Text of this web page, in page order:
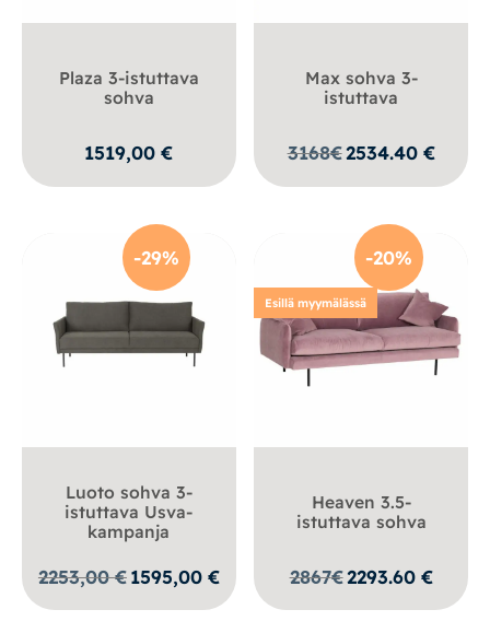
Plaza 3-istuttava
sohva
1519,00€
Max sohva 3-
istuttava
3168€2534.40 €
-29%
Luoto sohva 3-
istuttava Usva-
kampanja
2253,00€ Alkuperäinen
oli:
1595,00 €Nykyinen
hinta
-20%
Esillä myymälässä
Heaven 3.5-
istuttava sohva
2867€2293.60 €